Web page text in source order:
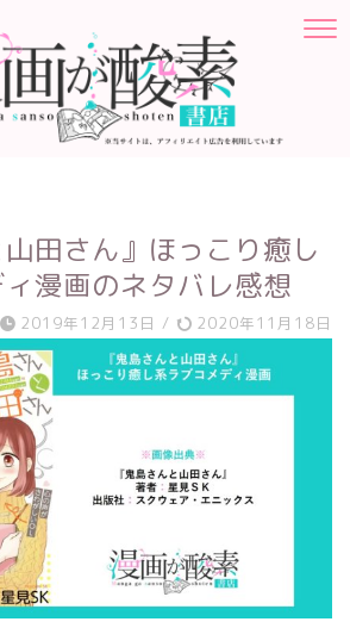
山田さん』ほっこり癒し
漫画のネタバレ感想
2019年12月13日 / 2020年11月18日